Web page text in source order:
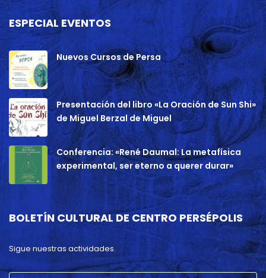
ESPECIAL EVENTOS
Nuevos Cursos de Persa
Presentación del libro «La Oración de Sun Shi»
de Miguel Berzal de Miguel
Conferencia: «René Daumal: La metafísica
experimental, ser eterno a querer durar»
BOLETÍN CULTURAL DE CENTRO PERSÉPOLIS
Sigue nuestras actividades.